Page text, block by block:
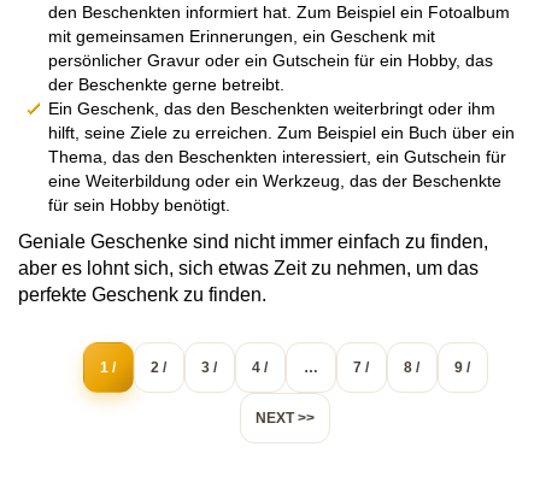
den Beschenkten informiert hat. Zum Beispiel ein Fotoalbum
mit gemeinsamen Erinnerungen, ein Geschenk mit
persönlicher Gravur oder ein Gutschein für ein Hobby, das
der Beschenkte gerne betreibt.
Ein Geschenk, das den Beschenkten weiterbringt oder ihm
hilft, seine Ziele zu erreichen. Zum Beispiel ein Buch über ein
Thema, das den Beschenkten interessiert, ein Gutschein für
eine Weiterbildung oder ein Werkzeug, das der Beschenkte
für sein Hobby benötigt.
Geniale Geschenke sind nicht immer einfach zu finden,
aber es lohnt sich, sich etwas Zeit zu nehmen, um das
perfekte Geschenk zu finden.
1 / 2 / 3 / 4 / … 7 / 8 / 9 /
NEXT >>